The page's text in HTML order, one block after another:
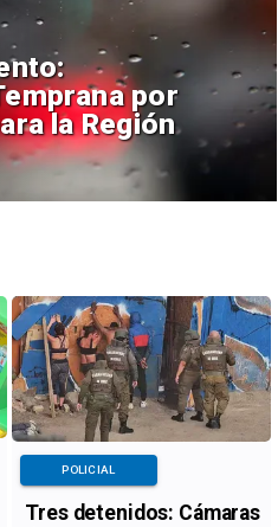
por
la Región
Tres detenidos: Cámaras
POLICIAL